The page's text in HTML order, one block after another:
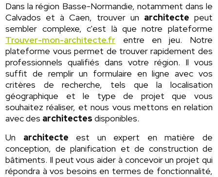
Dans la région Basse-Normandie, notamment dans le
Calvados et à Caen, trouver un architecte peut
sembler complexe, c'est là que notre plateforme
Trouver-mon-architecte.fr entre en jeu. Notre
plateforme vous permet de trouver rapidement des
professionnels qualifiés dans votre région. Il vous
suffit de remplir un formulaire en ligne avec vos
critères de recherche, tels que la localisation
géographique et le type de projet que vous
souhaitez réaliser, et nous vous mettons en relation
avec des architectes disponibles.
Un architecte est un expert en matière de
conception, de planification et de construction de
bâtiments. Il peut vous aider à concevoir un projet qui
répondra à vos besoins en termes de fonctionnalité,